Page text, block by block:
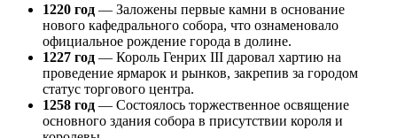
1220 год — Заложены первые камни в основание
нового кафедрального собора, что ознаменовало
официальное рождение города в долине.
1227 год — Король Генрих III даровал хартию на
проведение ярмарок и рынков, закрепив за городом
статус торгового центра.
1258 год — Состоялось торжественное освящение
основного здания собора в присутствии короля и